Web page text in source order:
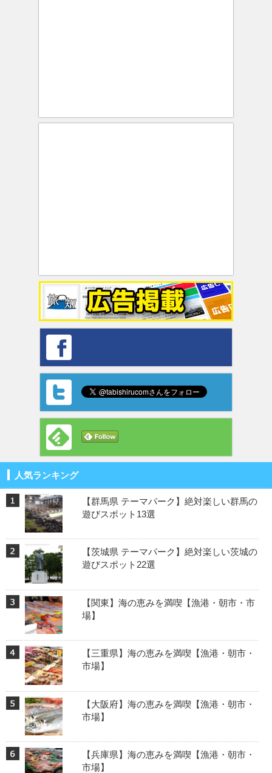
人気ランキング
【群馬県 テーマパーク】絶対楽しい群馬の
遊びスポット13選
【茨城県 テーマパーク】絶対楽しい茨城の
遊びスポット22選
【関東】海の恵みを満喫【漁港・朝市・市
場】
【三重県】海の恵みを満喫【漁港・朝市・
市場】
【大阪府】海の恵みを満喫【漁港・朝市・
市場】
【兵庫県】海の恵みを満喫【漁港・朝市・
市場】